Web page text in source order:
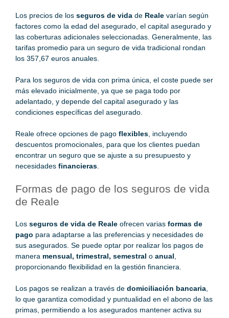
Los precios de los seguros de vida de Reale varían según
factores como la edad del asegurado, el capital asegurado y
las coberturas adicionales seleccionadas. Generalmente, las
tarifas promedio para un seguro de vida tradicional rondan
los 357,67 euros anuales.
Para los seguros de vida con prima única, el coste puede ser
más elevado inicialmente, ya que se paga todo por
adelantado, y depende del capital asegurado y las
condiciones específicas del asegurado.
Reale ofrece opciones de pago flexibles , incluyendo
descuentos promocionales, para que los clientes puedan
encontrar un seguro que se ajuste a su presupuesto y
necesidades financieras
Formas de pago de los seguros de vida
de Reale
Los seguros de vida de Reale ofrecen varias formas de
pago para adaptarse a las preferencias y necesidades de
sus asegurados. Se puede optar por realizar los pagos de
manera mensual, trimestral, semestral o anual
proporcionando flexibilidad en la gestión financiera.
Los pagos se realizan a través de domiciliación bancaria
lo que garantiza comodidad y puntualidad en el abono de las
primas, permitiendo a los asegurados mantener activa su